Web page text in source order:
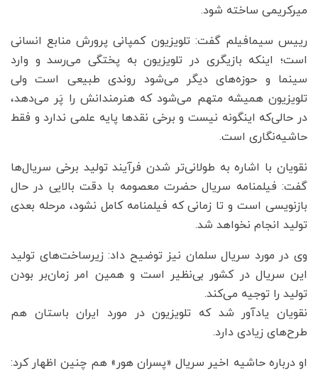
میرکریمی ساخته شود.
رییس سیمافیلم گفت: تلویزیون کمپانی پرورش منابع انسانی
است؛ اینکه بازیگری در تلویزیون به پختگی می‌رسد و وارد
سینما و حوزه‌های دیگر می‌شود روندی طبیعی است ولی
تلویزیون همیشه متهم می‌شود که هنرمندانش را پَر می‌دهد،
در حالی‌که اینگونه نیست و برخی نقدها پایه علمی ندارد و فقط
حاشیه‌نگاری است.
نقویان با اشاره به طولانی‌تر شدن فرآیند تولید برخی سریال‌ها
گفت: فیلمنامه سریال حضرت معصومه با دقت بالایی در حال
بازنویسی است و تا زمانی که فیلمنامه کامل نشود، مرحله بعدی
تولید انجام نخواهد شد.
وی در مورد سریال سلمان نیز توضیح داد: زیرساخت‌های تولید
این سریال در کشور بی‌نظیر است و همین امر زمان‌بر بودن
تولید را توجیه می‌کند.
نقویان یادآور شد که تلویزیون در مورد ایران باستان هم
طرح‌های زیادی دارد.
او درباره حاشیه اخیر سریال «پسران هور» هم چنین اظهار کرد: